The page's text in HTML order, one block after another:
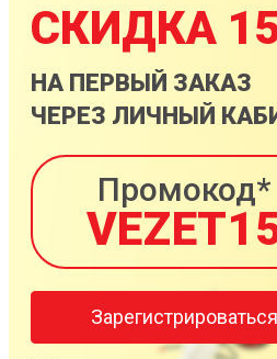
СКИДКА
НА ПЕРВЫЙ ЗАКАЗ
ЧЕРЕЗ ЛИЧНЫЙ
Промокод*
Зарегистрироваться